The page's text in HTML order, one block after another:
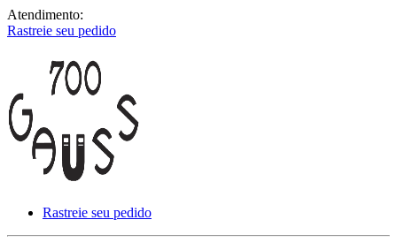
Atendimento:
Rastreie seu pedido
Rastreie seu pedido